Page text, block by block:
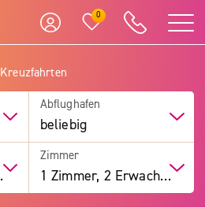
0
Kreuzfahrten
Abflughafen
beliebig
Zimmer
1 Zimmer, 2 Erwachsene